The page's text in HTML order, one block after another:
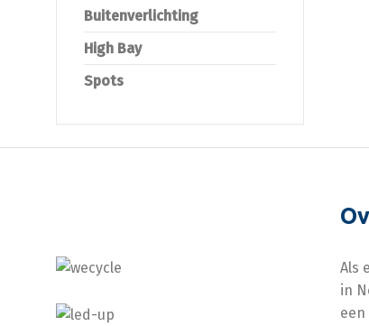
Buitenverlichting
High Bay
Spots
Als
in